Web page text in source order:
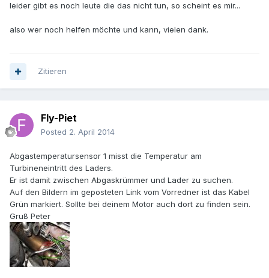
leider gibt es noch leute die das nicht tun, so scheint es mir...
also wer noch helfen möchte und kann, vielen dank.
Zitieren
Fly-Piet
Posted 2. April 2014
Abgastemperatursensor 1 misst die Temperatur am
Turbineneintritt des Laders.
Er ist damit zwischen Abgaskrümmer und Lader zu suchen.
Auf den Bildern im geposteten Link vom Vorredner ist das Kabel
Grün markiert. Sollte bei deinem Motor auch dort zu finden sein.
Gruß Peter